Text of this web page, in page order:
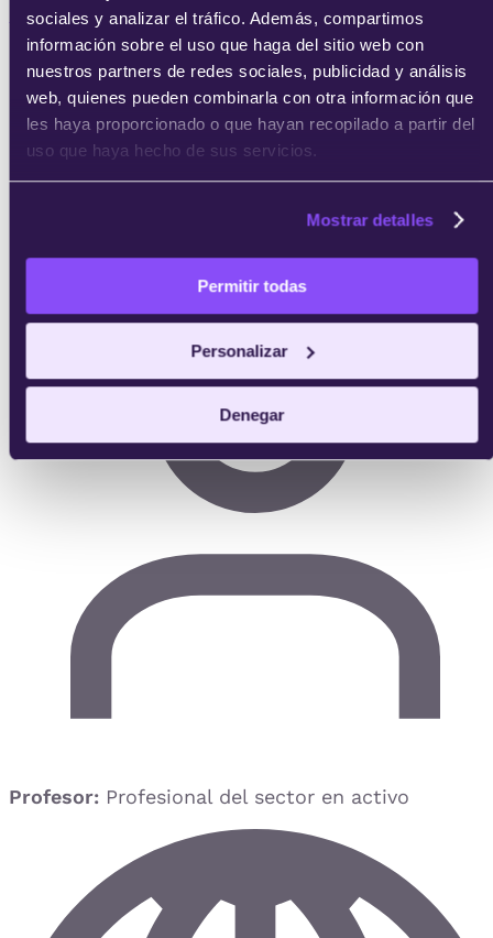
sociales y analizar el tráfico. Además, compartimos
información sobre el uso que haga del sitio web con
nuestros partners de redes sociales, publicidad y análisis
web, quienes pueden combinarla con otra información que
les haya proporcionado o que hayan recopilado a partir del
uso que haya hecho de sus servicios.
Mostrar detalles
Permitir todas
Personalizar
Denegar
04
Consigue tu certificado
Completas las prácticas y obtienes tu certificado
Profesor: Profesional del sector en activo